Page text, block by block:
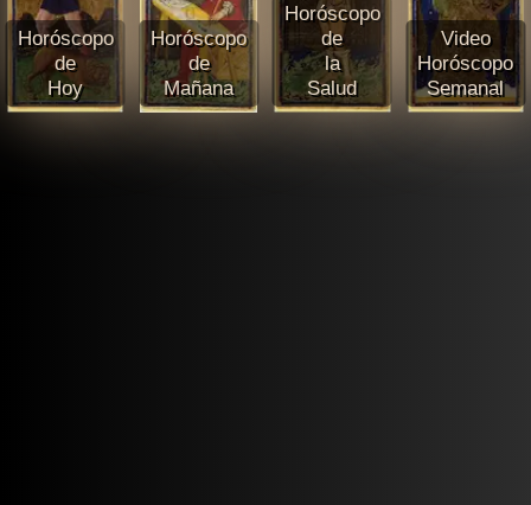
Horóscopo
de
Hoy
Horóscopo
de
Mañana
Horóscopo
de
la
Salud
Video
Horóscopo
Semanal